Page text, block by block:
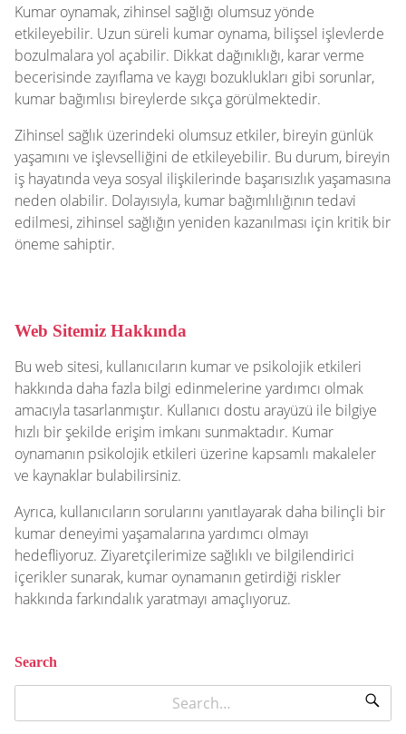
Kumar oynamak, zihinsel sağlığı olumsuz yönde
etkileyebilir. Uzun süreli kumar oynama, bilişsel işlevlerde
bozulmalara yol açabilir. Dikkat dağınıklığı, karar verme
becerisinde zayıflama ve kaygı bozuklukları gibi sorunlar,
kumar bağımlısı bireylerde sıkça görülmektedir.
Zihinsel sağlık üzerindeki olumsuz etkiler, bireyin günlük
yaşamını ve işlevselliğini de etkileyebilir. Bu durum, bireyin
iş hayatında veya sosyal ilişkilerinde başarısızlık yaşamasına
neden olabilir. Dolayısıyla, kumar bağımlılığının tedavi
edilmesi, zihinsel sağlığın yeniden kazanılması için kritik bir
öneme sahiptir.
Web Sitemiz Hakkında
Bu web sitesi, kullanıcıların kumar ve psikolojik etkileri
hakkında daha fazla bilgi edinmelerine yardımcı olmak
amacıyla tasarlanmıştır. Kullanıcı dostu arayüzü ile bilgiye
hızlı bir şekilde erişim imkanı sunmaktadır. Kumar
oynamanın psikolojik etkileri üzerine kapsamlı makaleler
ve kaynaklar bulabilirsiniz.
Ayrıca, kullanıcıların sorularını yanıtlayarak daha bilinçli bir
kumar deneyimi yaşamalarına yardımcı olmayı
hedefliyoruz. Ziyaretçilerimize sağlıklı ve bilgilendirici
içerikler sunarak, kumar oynamanın getirdiği riskler
hakkında farkındalık yaratmayı amaçlıyoruz.
Search